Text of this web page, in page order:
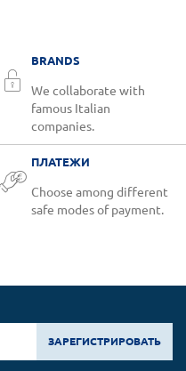
BRANDS
We collaborate with
famous Italian
companies.
ПЛАТЕЖИ
Choose among different
safe modes of payment.
ЗАРЕГИСТРИРОВАТЬ